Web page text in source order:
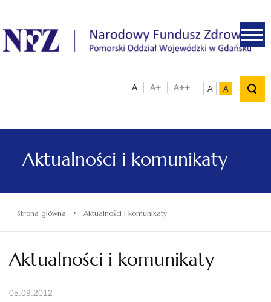
.
A A+ A++ A A
Aktualności i komunikaty
Strona główna › Aktualności i komunikaty
Aktualności i komunikaty
05.09.2012